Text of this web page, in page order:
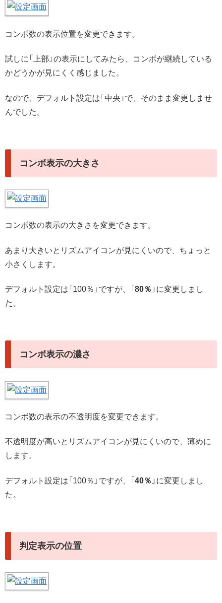
コンボ数の表示位置を変更できます。
試しに「上部」の表示にしてみたら、コンボが継続している
かどうかが見にくく感じました。
なので、デフォルト設定は「中央」で、そのまま変更しませ
んでした。
コンボ表示の大きさ
コンボ数の表示の大きさを変更できます。
あまり大きいとリズムアイコンが見にくいので、ちょっと
小さくします。
デフォルト設定は「100％」ですが、「 80％ 」に変更しまし
た。
コンボ表示の濃さ
コンボ数の表示の不透明度を変更できます。
不透明度が高いとリズムアイコンが見にくいので、薄めに
します。
デフォルト設定は「100％」ですが、「 40％ 」に変更しまし
た。
判定表示の位置